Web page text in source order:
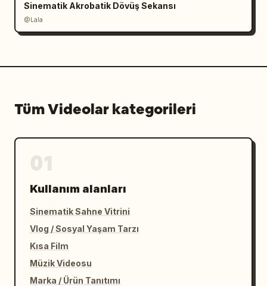
Sinematik Akrobatik Dövüş Sekansı
@Lala
Tüm Videolar kategorileri
Kullanım alanları
Sinematik Sahne Vitrini
Vlog / Sosyal Yaşam Tarzı
Kısa Film
Müzik Videosu
Marka / Ürün Tanıtımı